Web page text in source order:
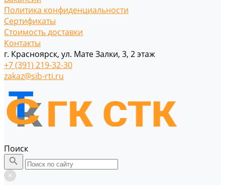
Политика конфиденциальности
Сертификаты
Стоимость доставки
Контакты
г. Красноярск, ул. Мате Залки, 3, 2 этаж
+7 (391) 219-32-30
zakaz@sib-rti.ru
Поиск